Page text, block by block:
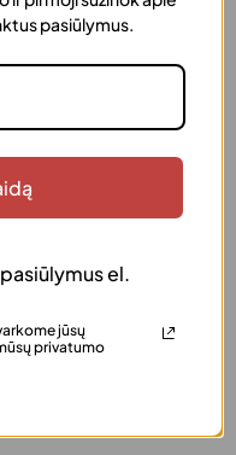
,TOP 30
Mist“
ir veidui, 250
pasiūlymus.
el.
jūsų
privatumo